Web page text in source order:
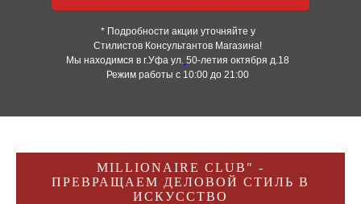
* Подробности акции уточняйте у
Стилистов Консультантов Магазина!
Мы находимся в г.Уфа ул. 50-летия октября д.18
Режим работы с 10:00 до 21:00
MILLIONAIRE CLUB" -
ПРЕВРАЩАЕМ ДЕЛОВОЙ СТИЛЬ В
ИСКУССТВО